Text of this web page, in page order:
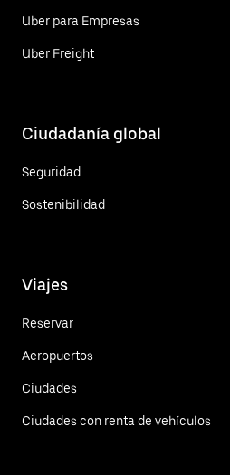
Uber para Empresas
Uber Freight
Ciudadanía global
Seguridad
Sostenibilidad
Viajes
Reservar
Aeropuertos
Ciudades
Ciudades con renta de vehículos